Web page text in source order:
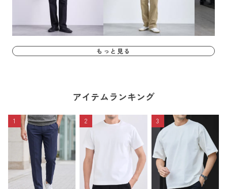
もっと見る
アイテムランキング
1 2 3